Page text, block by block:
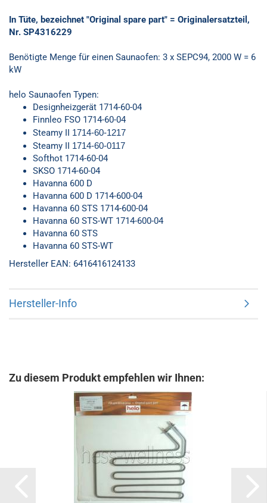
In Tüte, bezeichnet "Original spare part" = Originalersatzteil,
Nr. SP4316229
Benötigte Menge für einen Saunaofen: 3 x SEPC94, 2000 W = 6
kW
helo Saunaofen Typen:
Designheizgerät 1714-60-04
Finnleo FSO 1714-60-04
Steamy II 1714-60-1217
Steamy II 1714-60-0117
Softhot 1714-60-04
SKSO 1714-60-04
Havanna 600 D
Havanna 600 D 1714-600-04
Havanna 60 STS 1714-600-04
Havanna 60 STS-WT 1714-600-04
Havanna 60 STS
Havanna 60 STS-WT
Hersteller EAN: 6416416124133
Hersteller-Info
Zu diesem Produkt empfehlen wir Ihnen: